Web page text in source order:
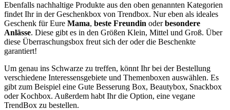
Ebenfalls nachhaltige Produkte aus den oben genannten Kategorien
findet Ihr in der Geschenkbox von Trendbox. Nur eben als ideales
Geschenk für Eure Mama, beste Freundin oderbesondere
Anlässe. Diese gibt es in den Größen Klein, Mittel und Groß. Über
diese Überraschungsbox freut sich der oder die Beschenkte
garantiert!
Um genau ins Schwarze zu treffen, könnt Ihr bei der Bestellung
verschiedene Interessensgebiete und Themenboxen auswählen. Es
gibt zum Beispiel eine Gute Besserung Box, Beautybox, Snackbox
oder Kochbox. Außerdem habt Ihr die Option, eine vegane
TrendBox zu bestellen.